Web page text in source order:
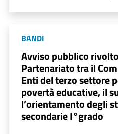
BANDI
Avviso pubblico
Partenariato tra il
Enti del terzo settore
povertà educative, il
l’orientamento degli
secondarie I°grado